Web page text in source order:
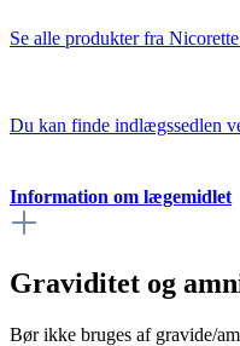
Se alle produkter fra
Du kan finde indlægssedlen
Information om lægemidlet
Graviditet og
Bør ikke bruges af gravide/